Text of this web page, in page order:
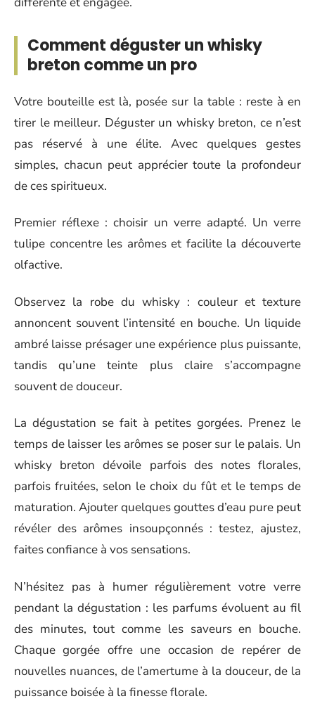
Comment déguster un whisky
breton comme un pro
Votre bouteille est là, posée sur la table : reste à en
tirer le meilleur. Déguster un whisky breton, ce n’est
pas réservé à une élite. Avec quelques gestes
simples, chacun peut apprécier toute la profondeur
de ces spiritueux.
Premier réflexe : choisir un verre adapté. Un verre
tulipe concentre les arômes et facilite la découverte
olfactive.
Observez la robe du whisky : couleur et texture
annoncent souvent l’intensité en bouche. Un liquide
ambré laisse présager une expérience plus puissante,
tandis qu’une teinte plus claire s’accompagne
souvent de douceur.
La dégustation se fait à petites gorgées. Prenez le
temps de laisser les arômes se poser sur le palais. Un
whisky breton dévoile parfois des notes florales,
parfois fruitées, selon le choix du fût et le temps de
maturation. Ajouter quelques gouttes d’eau pure peut
révéler des arômes insoupçonnés : testez, ajustez,
faites confiance à vos sensations.
N’hésitez pas à humer régulièrement votre verre
pendant la dégustation : les parfums évoluent au fil
des minutes, tout comme les saveurs en bouche.
Chaque gorgée offre une occasion de repérer de
nouvelles nuances, de l’amertume à la douceur, de la
puissance boisée à la finesse florale.